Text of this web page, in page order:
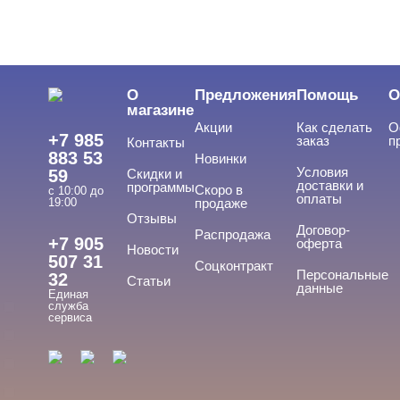
Пилки, блоки
Подология
Уход
Фрезы, боры, колпачки
Cвернуть
ADRICOCO
ARTEX
+7 985
883 53
59
с 10:00 до
19:00
+7 905
507 31
32
Единая
служба
сервиса
О
магазине
Контакты
Скидки и
программы
Отзывы
Новости
Статьи
Предложения
Акции
Новинки
Скоро в
продаже
Распродажа
Соцконтракт
Помощь
Как сделать
заказ
Условия
доставки и
оплаты
Договор-
оферта
Персональные
данные